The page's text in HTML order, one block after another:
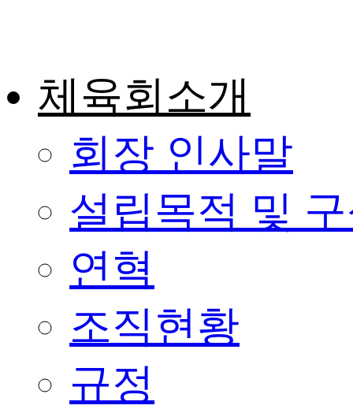
너
체육회소개
회장 인사말
설립목적 및
연혁
조직현황
규정